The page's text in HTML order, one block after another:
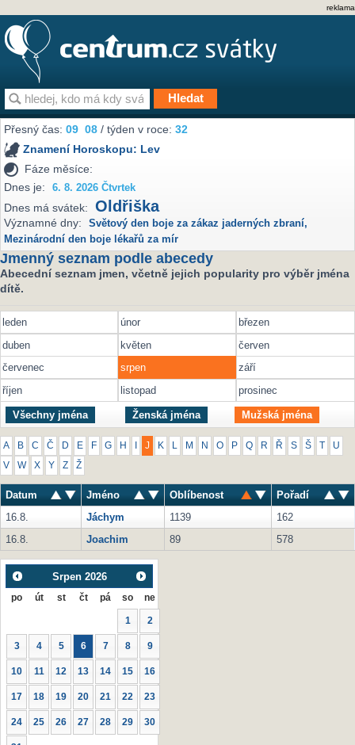
reklama
Přesný čas:09 08 / týden v roce:32
Znamení Horoskopu: Lev
Fáze měsíce:
Dnes je:
6. 8. 2026 Čtvrtek
Dnes má svátek: Oldřiška
Významné dny: Světový den boje za zákaz jaderných zbraní,
Mezinárodní den boje lékařů za mír
Jmenný seznam podle abecedy
Abecední seznam jmen, včetně jejich popularity pro výběr jména
dítě.
leden únor
březen
duben
květen
červen
červenec
srpen
září
říjen
listopad prosinec
Všechny jména Ženská jména Mužská jména
A B C Č D E F G H J K M N O P Q R Ř S Š U
V W X Y Z Ž
Datum Jméno Oblíbenost
Pořadí
16.8.
Jáchym 1139
162
16.8.
Joachim 89 578
Srpen 2026
po út st čt pá so ne
1 2
3 4 5 6 7 8 9
10 11 12 13 14 15 16
17 18 19 20 21 22 23
24 25 26 27 28 29 30